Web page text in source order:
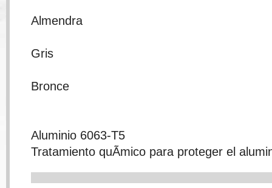
Almendra
Gris
Bronce
Aluminio 6063-T5
Tratamiento quÃ­mico para proteger el